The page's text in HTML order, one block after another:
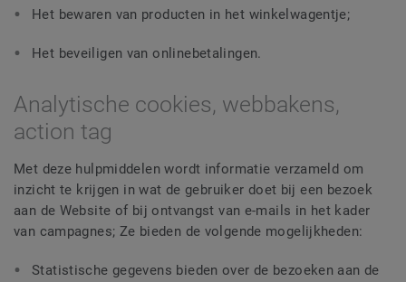
Het bewaren van producten in het winkelwagentje;
Het beveiligen van onlinebetalingen.
Analytische cookies, webbakens,
action tag
Met deze hulpmiddelen wordt informatie verzameld om
inzicht te krijgen in wat de gebruiker doet bij een bezoek
aan de Website of bij ontvangst van e-mails in het kader
van campagnes; Ze bieden de volgende mogelijkheden:
Statistische gegevens bieden over de bezoeken aan de